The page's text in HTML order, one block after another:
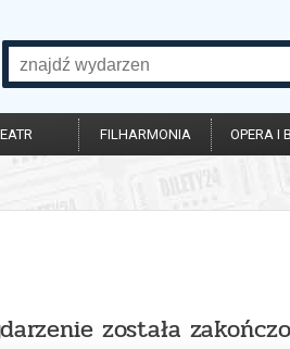
FILHARMONIA OPERA I
została